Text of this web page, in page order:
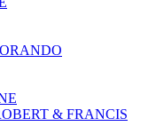
& FRANCIS